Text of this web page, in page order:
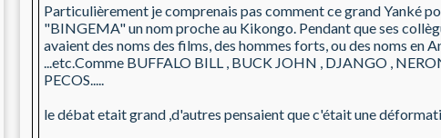
Particulièrement je comprenais pas comment ce grand Yanké
"BINGEMA" un nom proche au Kikongo. Pendant que ses
avaient des noms des films, des hommes forts, ou des noms en
...etc.Comme BUFFALO BILL , BUCK JOHN , DJANGO ,
PECOS.....
le débat etait grand ,d'autres pensaient que c'était une